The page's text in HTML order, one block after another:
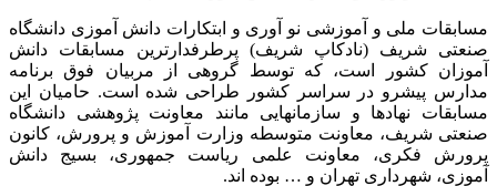
مسابقات ملی و آموزشی نو آوری و ابتکارات دانش آموزی دانشگاه
صنعتی شریف (نادکاپ شریف) پرطرفدارترین مسابقات دانش
آموزان کشور است، که توسط گروهی از مربیان فوق برنامه
مدارس پیشرو در سراسر کشور طراحی شده است. حامیان این
مسابقات نهادها و سازمانهایی مانند معاونت پژوهشی دانشگاه
صنعتی شریف، معاونت متوسطه وزارت آموزش و پرورش، کانون
پرورش فکری، معاونت علمی ریاست جمهوری، بسیج دانش
آموزی، شهرداری تهران و … بوده اند.